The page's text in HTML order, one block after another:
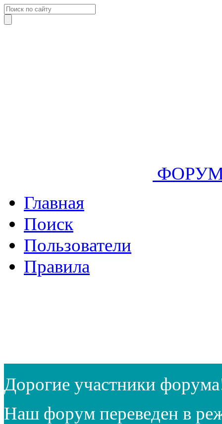
Главная
Поиск
Пользователи
Правила
Дорогие участники
Наш форум переведен в